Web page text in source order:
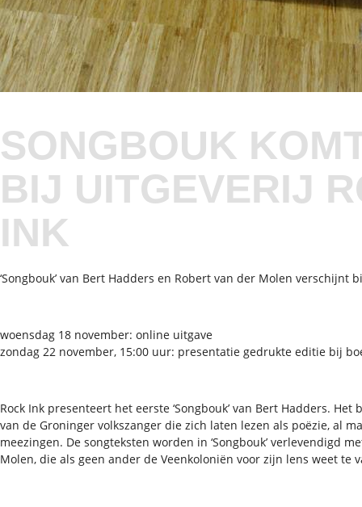
SONGBOUK
BIJ UITGEVERIJ
INK
‘Songbouk’ van Bert Hadders en Robert van der Molen verschijnt
woensdag 18 november: online uitgave
zondag 22 november, 15:00 uur: presentatie gedrukte editie bij
Rock Ink presenteert het eerste ‘Songbouk’ van Bert Hadders. Het
van de Groninger volkszanger die zich laten lezen als poëzie, al
meezingen. De songteksten worden in ‘Songbouk’ verlevendigd
Molen, die als geen ander de Veenkoloniën voor zijn lens weet te